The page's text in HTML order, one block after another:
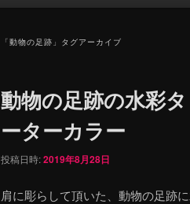
「動物の足跡 」タグアーカイブ
動物の足跡の水彩
ーターカラー
投稿日時:2019年8月28日
肩に彫らして頂いた、動物の足跡